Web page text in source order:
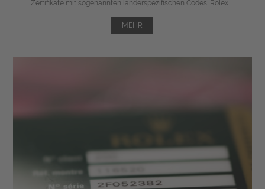
Zertifikate mit sogenannten länderspezifischen Codes. Rolex ...
MEHR